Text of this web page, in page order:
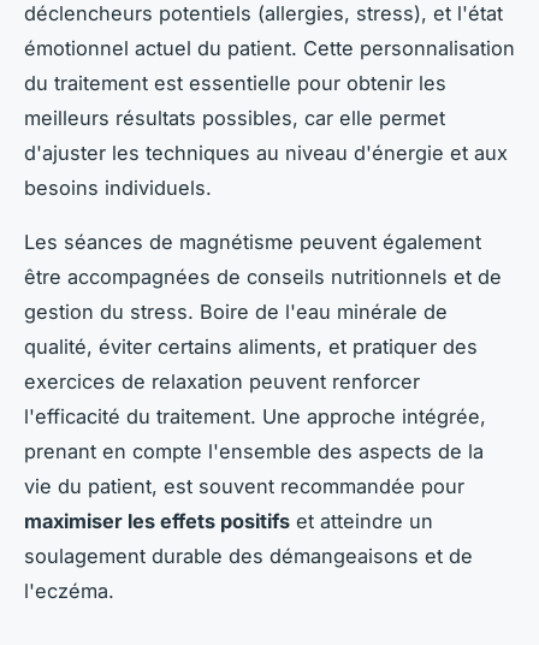
déclencheurs potentiels (allergies, stress), et l'état
émotionnel actuel du patient. Cette personnalisation
du traitement est essentielle pour obtenir les
meilleurs résultats possibles, car elle permet
d'ajuster les techniques au niveau d'énergie et aux
besoins individuels.
Les séances de magnétisme peuvent également
être accompagnées de conseils nutritionnels et de
gestion du stress. Boire de l'eau minérale de
qualité, éviter certains aliments, et pratiquer des
exercices de relaxation peuvent renforcer
l'efficacité du traitement. Une approche intégrée,
prenant en compte l'ensemble des aspects de la
vie du patient, est souvent recommandée pour
maximiser les effets positifs et atteindre un
soulagement durable des démangeaisons et de
l'eczéma.